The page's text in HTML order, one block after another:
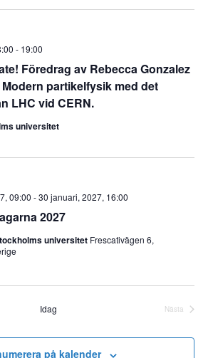
Föredrag av Rebecca Gonzalez
partikelfysik med det
LHC vid CERN.
- 19:00
universitet
2027
09:00 -30 januari, 2027, 16:00
universitet Frescativägen 6,
Idag
Nästa
på kalender